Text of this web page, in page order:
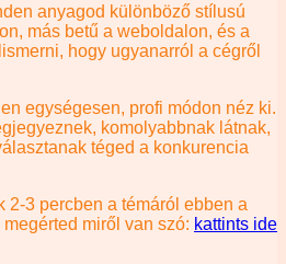
anyagod különböző stílusú
más betű a weboldalon, és a
hogy ugyanarról a cégről
egységesen, profi módon néz ki.
komolyabbnak látnak,
téged a konkurencia
2-3 percben a témáról ebben a
miről van szó: kattints ide